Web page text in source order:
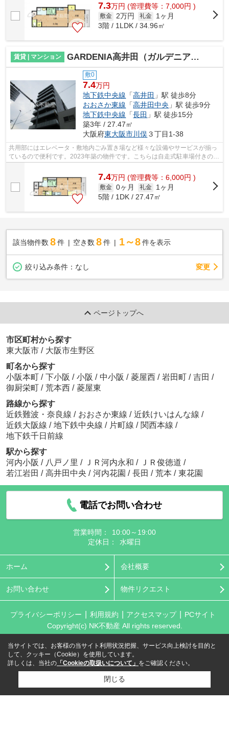
7.3万円 (管理費等：7,000円 )
敷金 2万円 礼金
1ヶ月
3階 / 1LDK / 34.96㎡
賃貸 | マンション GARDENIA高井田（ガルデニアタカイダ）（高井田賃貸）
敷0
7.4万円
地下鉄中央線 「高井田 」駅 徒歩8分
おおさか東線 「高井田中央 」駅 徒歩9分
地下鉄中央線 「長田 」駅 徒歩15分
築3年 / 27.47㎡
大阪府東大阪市川俣３丁目1-38
共用部にはエレベータ・敷地内ごみ置き場など様々な設備やサービスが揃っ
ているので便利です。2023年築の物件です。こちらは自走式駐車場付きのマ
ンションです。アレルギー予防に適し...
7.4万円 (管理費等：6,000円 )
敷金 0ヶ月 礼金
1ヶ月
5階 / 1DK / 27.47㎡
該当物件数 8件 空き数 8 件 1～8 件を表示
絞り込み条件： なし 変更
ページトップへ
市区町村から探す
東大阪市 / 大阪市生野区
町名から探す
小阪本町 / 下小阪 / 小阪 / 中小阪 / 菱屋西 / 岩田町 / 吉田 /
御厨栄町 / 荒本西 / 菱屋東
路線から探す
近鉄難波・奈良線 / おおさか東線 / 近鉄けいはんな線 /
近鉄大阪線 / 地下鉄中央線 / 片町線 / 関西本線 /
地下鉄千日前線
駅から探す
河内小阪 / 八戸ノ里 / ＪＲ河内永和 / ＪＲ俊徳道 /
若江岩田 / 高井田中央 / 河内花園 / 長田 / 荒本 / 東花園
電話でお問い合わせ
営業時間：
10:00～19:00
定休日：
水曜日
ホーム 会社概要
お問い合わせ 物件リクエスト
プライバシーポリシー 利用規約 アクセスマップ
PCサイト
Copyright(c) NK不動産 All rights reserved.
当サイトでは、お客様の当サイト利用状況把握、サービス向上検討を目的と
して、クッキー（Cookie）を使用しています。
詳しくは、当社の 「Cookieの取扱いについて」 をご確認ください。
閉じる